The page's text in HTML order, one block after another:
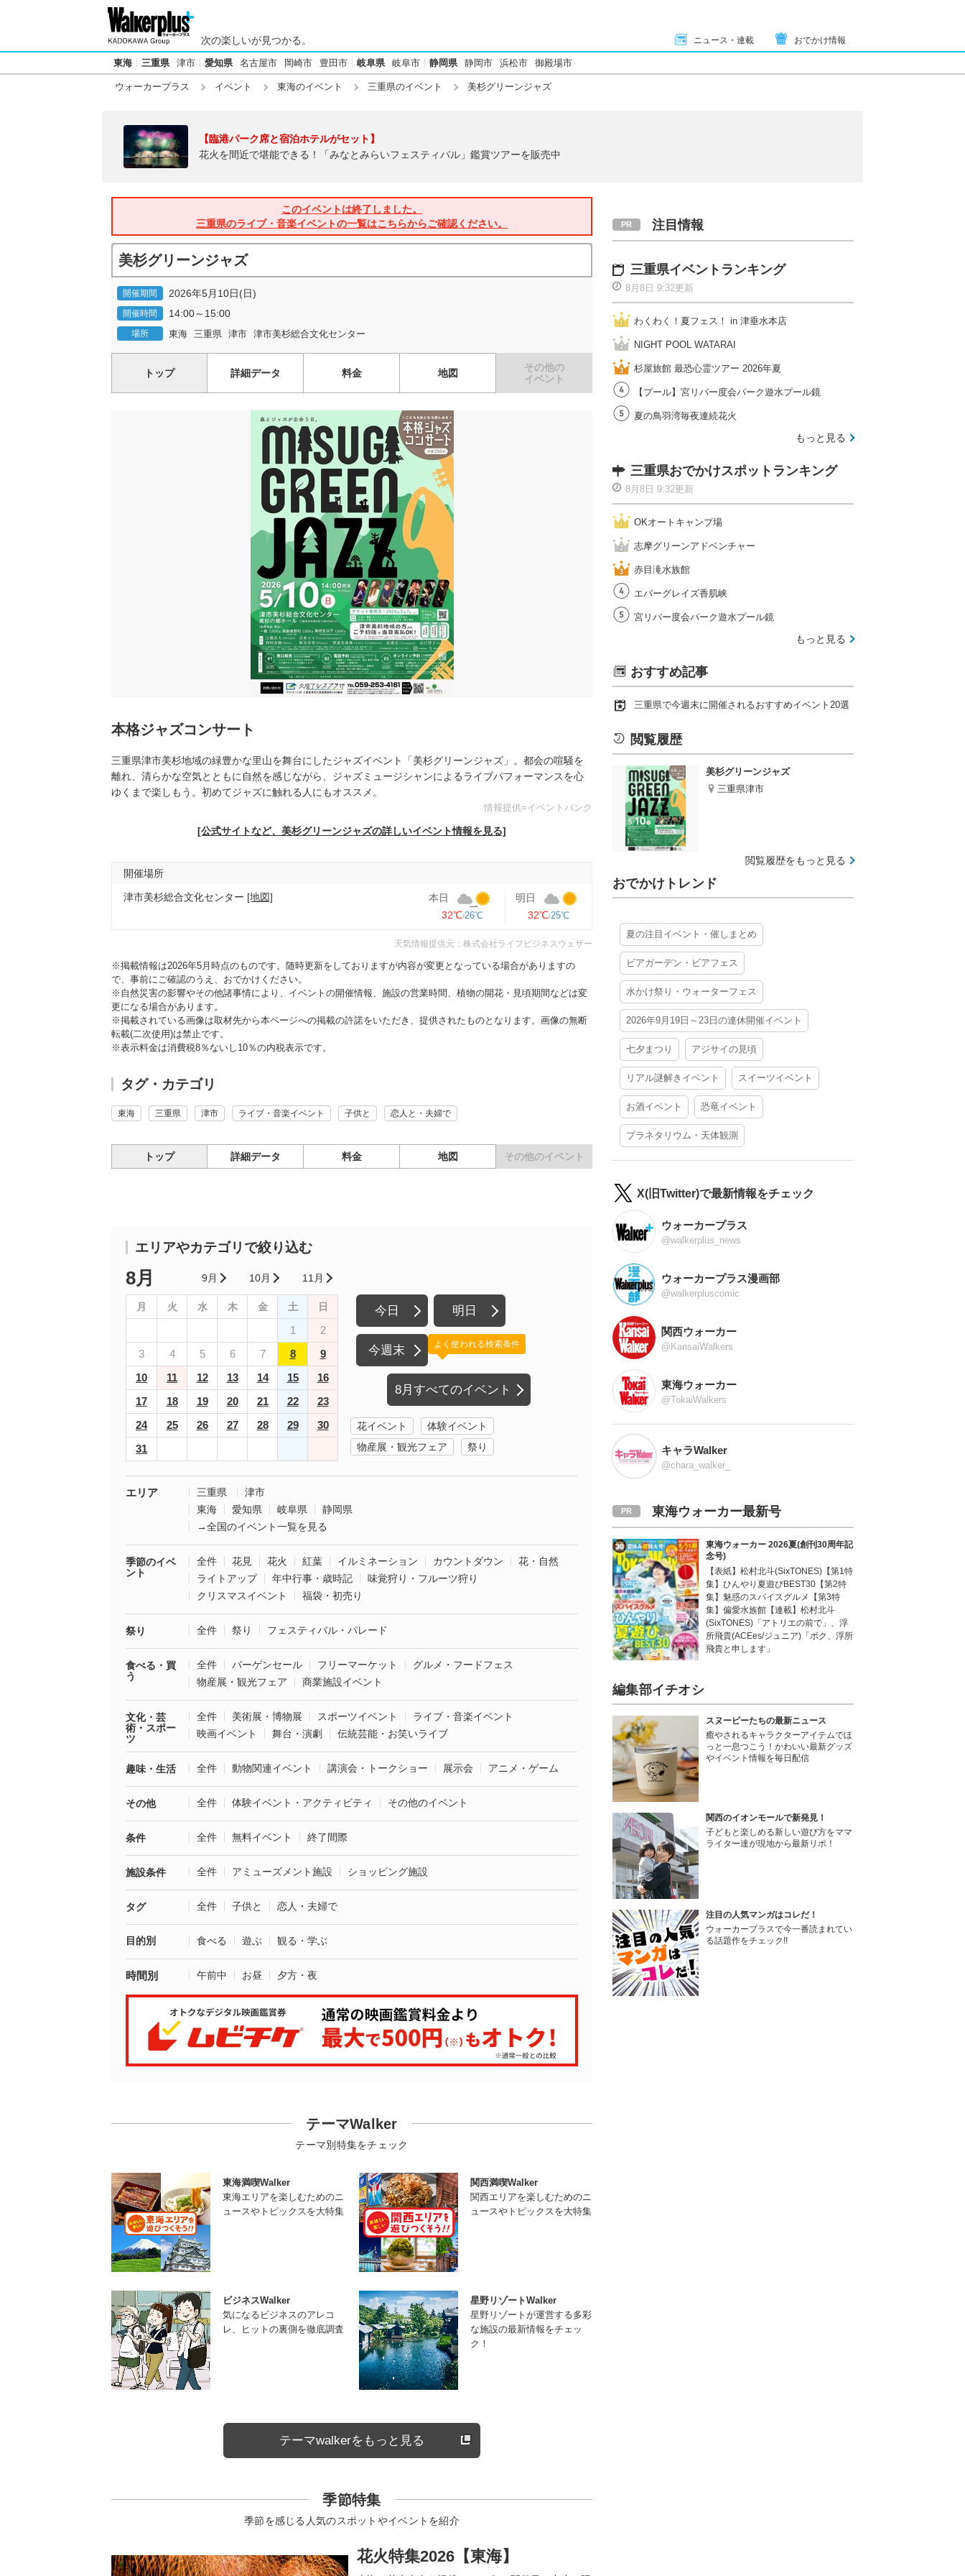
次の楽しいが見つかる。 ニュース・連載 おでかけ情報
東海 三重県 津市 愛知県 名古屋市 岡崎市 豊田市 岐阜県 岐阜市 静岡県 静岡市 浜松市 御殿場市
ウォーカープラス イベント 東海のイベント 三重県のイベント 美杉グリーンジャズ
【臨港パーク席と宿泊ホテルがセット】
花火を間近で堪能できる！「みなとみらいフェスティバル」鑑賞ツアーを販売中
このイベントは終了しました。
三重県のライブ・音楽イベントの一覧はこちらからご確認ください。
美杉グリーンジャズ
開催期間 2026年5月10日(日)
開催時間 14:00～15:00
場所 東海 三重県 津市 津市美杉総合文化センター
トップ 詳細データ 料金 地図
その他の
イベント
本格ジャズコンサート
三重県津市美杉地域の緑豊かな里山を舞台にしたジャズイベント「美杉グリーンジャズ」。都会の喧騒を
離れ、清らかな空気とともに自然を感じながら、ジャズミュージシャンによるライブパフォーマンスを心
ゆくまで楽しもう。初めてジャズに触れる人にもオススメ。
情報提供=イベントバンク
[公式サイトなど、美杉グリーンジャズの詳しいイベント情報を見る]
開催場所
津市美杉総合文化センター [地図]
本日
32℃ 26℃
明日
32℃ 25℃
天気情報提供元：株式会社ライフビジネスウェザー
※掲載情報は2026年5月時点のものです。随時更新をしておりますが内容が変更となっている場合がありますの
で、事前にご確認のうえ、おでかけください。
※自然災害の影響やその他諸事情により、イベントの開催情報、施設の営業時間、植物の開花・見頃期間などは変
更になる場合があります。
※掲載されている画像は取材先から本ページへの掲載の許諾をいただき、提供されたものとなります。画像の無断
転載(二次使用)は禁止です。
※表示料金は消費税8％ないし10％の内税表示です。
タグ・カテゴリ
東海 三重県 津市 ライブ・音楽イベント 子供と 恋人と・夫婦で
トップ 詳細データ 料金 地図 その他のイベント
エリアやカテゴリで絞り込む
8月 9月 10月 11月
月 火 水 木 金 土 日
1
2
3
4 5 6 7 8
9
10
11 12 13 14 15
16
17
18 19 20 21 22
23
24
25 26 27 28 29
30
31
今日 明日
今週末
8月すべてのイベント
よく使われる検索条件
花イベント
体験イベント
物産展・観光フェア
祭り
エリア 三重県
津市
東海
愛知県 岐阜県
静岡県
→全国のイベント一覧を見る
季節のイベ
ント
全件 花見 花火 紅葉 イルミネーション カウントダウン
花・自然
ライトアップ
年中行事・歳時記
味覚狩り・フルーツ狩り
クリスマスイベント
福袋・初売り
祭り 全件 祭り フェスティバル・パレード
食べる・買
う
全件 バーゲンセール フリーマーケット
グルメ・フードフェス
物産展・観光フェア
商業施設イベント
文化・芸
術・スポー
ツ
全件 美術展・博物展 スポーツイベント
ライブ・音楽イベント
映画イベント
舞台・演劇 伝統芸能・お笑いライブ
趣味・生活 全件 動物関連イベント 講演会・トークショー 展示会 アニメ・ゲーム
その他 全件 体験イベント・アクティビティ その他のイベント
条件 全件 無料イベント 終了間際
施設条件 全件 アミューズメント施設 ショッピング施設
タグ 全件 子供と 恋人・夫婦で
目的別 食べる 遊ぶ 観る・学ぶ
時間別 午前中 お昼 夕方・夜
テーマWalker
テーマ別特集をチェック
東海満喫Walker
東海エリアを楽しむためのニ
ュースやトピックスを大特集
関西満喫Walker
関西エリアを楽しむためのニ
ュースやトピックスを大特集
ビジネスWalker
気になるビジネスのアレコ
レ、ヒットの裏側を徹底調査
星野リゾートWalker
星野リゾートが運営する多彩
な施設の最新情報をチェッ
ク！
テーマwalkerをもっと見る
季節特集
季節を感じる人気のスポットやイベントを紹介
花火特集2026【東海】
注目情報
三重県イベントランキング
8月8日 9:32更新
わくわく！夏フェス！ in 津垂水本店
NIGHT POOL WATARAI
杉屋旅館 最恐心霊ツアー 2026年夏
【プール】宮リバー度会パーク遊水プール鏡
夏の鳥羽湾毎夜連続花火
もっと見る
三重県おでかけスポットランキング
8月8日 9:32更新
OKオートキャンプ場
志摩グリーンアドベンチャー
赤目滝水族館
エバーグレイズ香肌峡
宮リバー度会パーク遊水プール鏡
もっと見る
おすすめ記事
三重県で今週末に開催されるおすすめイベント20選
閲覧履歴
美杉グリーンジャズ
三重県津市
閲覧履歴をもっと見る
おでかけトレンド
夏の注目イベント・催しまとめ
ビアガーデン・ビアフェス
水かけ祭り・ウォーターフェス
2026年9月19日～23日の連休開催イベント
七夕まつり アジサイの見頃
リアル謎解きイベント スイーツイベント
お酒イベント 恐竜イベント
プラネタリウム・天体観測
X(旧Twitter)で最新情報をチェック
ウォーカープラス
@walkerplus_news
ウォーカープラス漫画部
@walkerpluscomic
関西ウォーカー
@KansaiWalkers
東海ウォーカー
@TokaiWalkers
キャラWalker
@chara_walker_
東海ウォーカー最新号
東海ウォーカー 2026夏(創刊30周年記
念号)
【表紙】松村北斗(SixTONES)【第1特
集】ひんやり夏遊びBEST30【第2特
集】魅惑のスパイスグルメ【第3特
集】偏愛水族館【連載】松村北斗
(SixTONES)「アトリエの前で」、浮
所飛貴(ACEes/ジュニア)「ボク、浮所
飛貴と申します」
編集部イチオシ
スヌーピーたちの最新ニュース
癒やされるキャラクターアイテムでほ
っと一息つこう！かわいい最新グッズ
やイベント情報を毎日配信
関西のイオンモールで新発見！
子どもと楽しめる新しい遊び方をママ
ライター達が現地から最新リポ！
注目の人気マンガはコレだ！
ウォーカープラスで今一番読まれてい
る話題作をチェック!!